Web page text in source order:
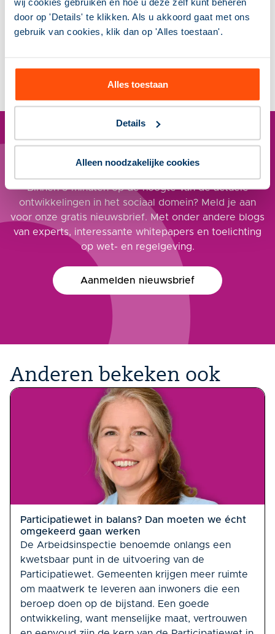
door op 'Details' te klikken. Als u akkoord gaat met ons
gebruik van cookies, klik dan op 'Alles toestaan'.
Alles toestaan
Details
Alleen noodzakelijke cookies
onderwerp?
Silke van Alphen helpt je graag
Nieuwsbrief Sociaal Domein
Binnen 5 minuten op de hoogte van de actuele
ontwikkelingen in het sociaal domein? Meld je aan
voor onze gratis nieuwsbrief. Met onder andere blogs
van experts, interessante whitepapers en toelichting
op wet- en regelgeving.
Aanmelden nieuwsbrief
Anderen bekeken ook
Participatiewet in balans? Dan moeten we écht
omgekeerd gaan werken
De Arbeidsinspectie benoemde onlangs een
kwetsbaar punt in de uitvoering van de
Participatiewet. Gemeenten krijgen meer ruimte
om maatwerk te leveren aan inwoners die een
beroep doen op de bijstand. Een goede
ontwikkeling, want menselijke maat, vertrouwen